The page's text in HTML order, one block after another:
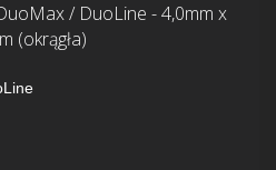
/ DuoLine - 4,0mm x
(okrągła)